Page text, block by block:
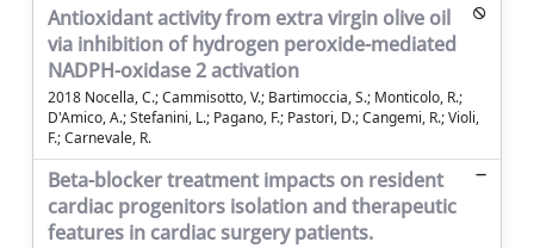
Antioxidant activity from extra virgin olive oil
via inhibition of hydrogen peroxide-mediated
NADPH-oxidase 2 activation
2018 Nocella, C.; Cammisotto, V.; Bartimoccia, S.; Monticolo, R.;
D'Amico, A.; Stefanini, L.; Pagano, F.; Pastori, D.; Cangemi, R.; Violi,
F.; Carnevale, R.
Beta-blocker treatment impacts on resident
cardiac progenitors isolation and therapeutic
features in cardiac surgery patients.